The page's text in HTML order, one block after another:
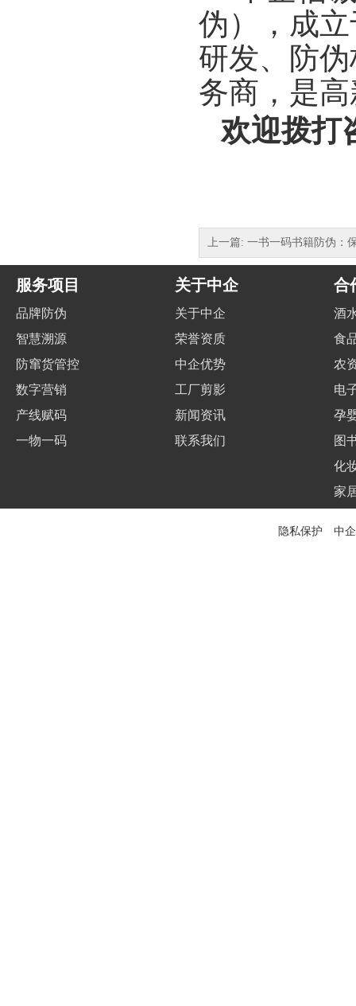
伪），成
研发、防
务商，是
欢迎拨打
上一篇: 一书一码书籍防伪：
服务项目
品牌防伪
智慧溯源
防窜货管控
数字营销
产线赋码
一物一码
关于中企
关于中企
荣誉资质
中企优势
工厂剪影
新闻资讯
联系我们
合
酒
食
农
电
孕
图
化
家
隐私保护 中